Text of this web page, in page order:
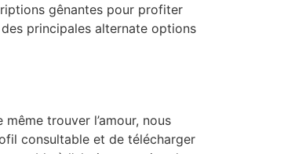
gênantes pour profiter
principales alternate options
trouver l’amour, nous
consultable et de télécharger